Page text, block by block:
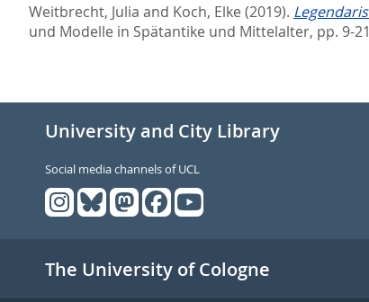
Weitbrecht, Julia and Koch, Elke (2019).
und Modelle in Spätantike und Mittelalter, pp. 9-
University and City Library
Social media channels of UCL
The University of Cologne